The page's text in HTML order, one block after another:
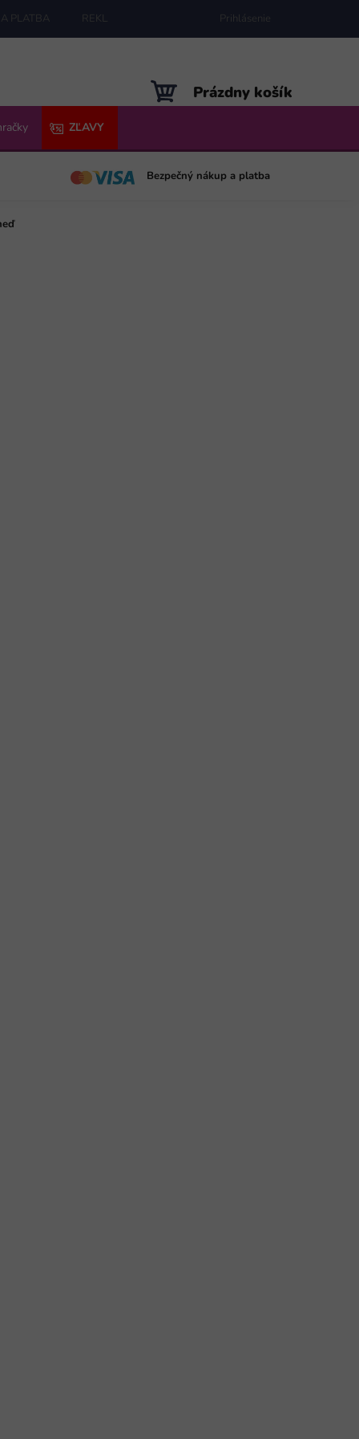
PLATBA REKLAMÁCIE MAPA SERVERU
Prihlásenie
NÁKUPNÝ
KOŠÍK
Prázdny košík
ZĽAVY
Bezpečný nákup a platba